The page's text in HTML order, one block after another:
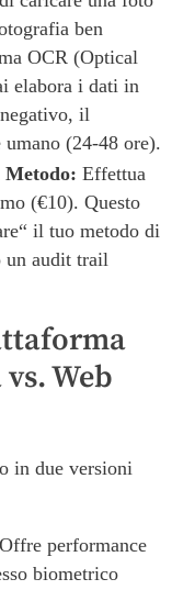
ben
OCR (Optical
elabora i dati in
il
umano (24-48 ore).
Metodo: Effettua
(€10). Questo
il tuo metodo di
un audit trail
Web
in due versioni
Offre performance
biometrico